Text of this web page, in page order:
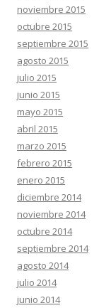
noviembre 2015
octubre 2015
septiembre 2015
agosto 2015
julio 2015
junio 2015
mayo 2015
abril 2015
marzo 2015
febrero 2015
enero 2015
diciembre 2014
noviembre 2014
octubre 2014
septiembre 2014
agosto 2014
julio 2014
junio 2014